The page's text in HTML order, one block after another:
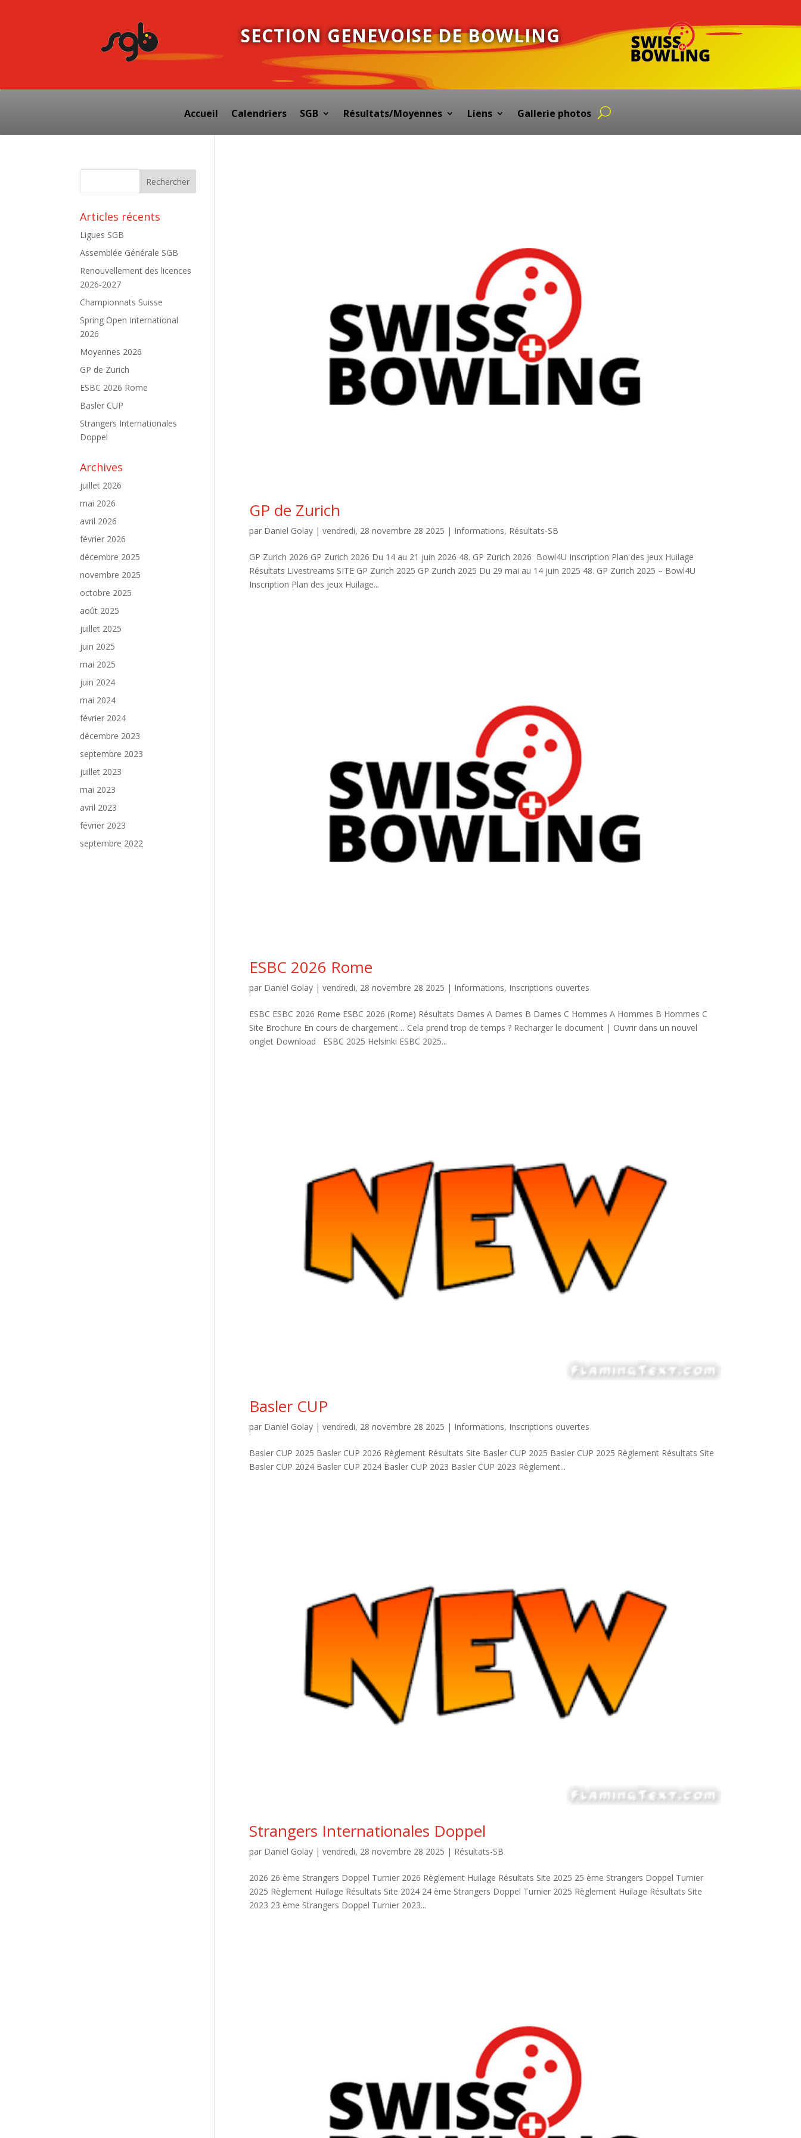
SECTION GENEVOISE DE BOWLING
Accueil Calendriers SGB Résultats/Moyennes Liens Gallerie photos
GP de Zurich
par Daniel Golay| vendredi, 28 novembre 28 2025 | Informations, Résultats-SB
GP Zurich 2026 GP Zurich 2026 Du 14 au 21 juin 2026 48. GP Zürich 2026 Bowl4U Inscription Plan des jeux Huilage
Résultats Livestreams SITE GP Zurich 2025 GP Zurich 2025 Du 29 mai au 14 juin 2025 48. GP Zürich 2025 – Bowl4U
Inscription Plan des jeux Huilage...
ESBC 2026 Rome
par Daniel Golay| vendredi, 28 novembre 28 2025 | Informations, Inscriptions ouvertes
ESBC ESBC 2026 Rome ESBC 2026 (Rome) Résultats Dames A Dames B Dames C Hommes A Hommes B Hommes C
Site Brochure En cours de chargement… Cela prend trop de temps ? Recharger le document | Ouvrir dans un nouvel
onglet Download ESBC 2025 Helsinki ESBC 2025...
Basler CUP
par Daniel Golay| vendredi, 28 novembre 28 2025 | Informations, Inscriptions ouvertes
Basler CUP 2025 Basler CUP 2026 Règlement Résultats Site Basler CUP 2025 Basler CUP 2025 Règlement Résultats Site
Basler CUP 2024 Basler CUP 2024 Basler CUP 2023 Basler CUP 2023 Règlement...
Strangers Internationales Doppel
par Daniel Golay| vendredi, 28 novembre 28 2025 | Résultats-SB
2026 26 ème Strangers Doppel Turnier 2026 Règlement Huilage Résultats Site 2025 25 ème Strangers Doppel Turnier
2025 Règlement Huilage Résultats Site 2024 24 ème Strangers Doppel Turnier 2025 Règlement Huilage Résultats Site
2023 23 ème Strangers Doppel Turnier 2023...
Articles récents
Ligues SGB
Assemblée Générale SGB
Renouvellement des licences
2026-2027
Championnats Suisse
Spring Open International
2026
Moyennes 2026
GP de Zurich
ESBC 2026 Rome
Basler CUP
Strangers Internationales
Doppel
Archives
juillet 2026
mai 2026
avril 2026
février 2026
décembre 2025
novembre 2025
octobre 2025
août 2025
juillet 2025
juin 2025
mai 2025
juin 2024
mai 2024
février 2024
décembre 2023
septembre 2023
juillet 2023
mai 2023
avril 2023
février 2023
septembre 2022